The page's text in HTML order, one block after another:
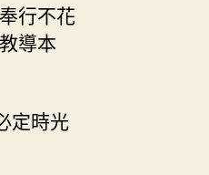
行不花
導本
定時光